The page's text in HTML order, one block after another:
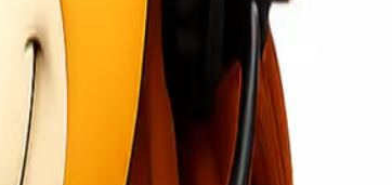
posisi paket hingga tiba di Silangit.
sehingga proses pengiriman lebih praktis dan